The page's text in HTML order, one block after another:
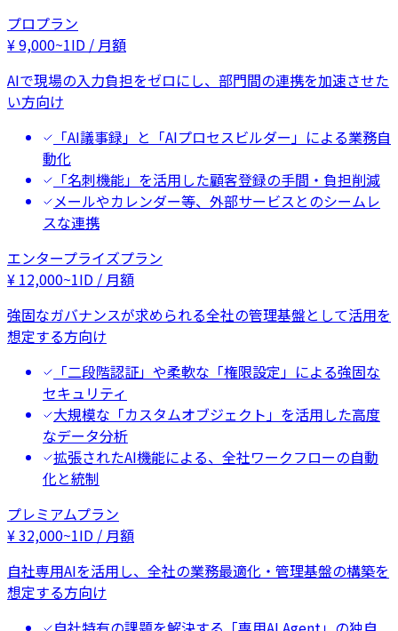
プロプラン
¥9,000~1ID / 月額
AIで現場の入力負担をゼロにし、部門間の連携を加速させた
い方向け
「AI議事録」と「AIプロセスビルダー」による業務自
動化
「名刺機能」を活用した顧客登録の手間・負担削減
メールやカレンダー等、外部サービスとのシームレ
スな連携
エンタープライズプラン
¥ 12,000~1ID / 月額
強固なガバナンスが求められる全社の管理基盤として活用を
想定する方向け
「二段階認証」や柔軟な「権限設定」による強固な
セキュリティ
大規模な「カスタムオブジェクト」を活用した高度
なデータ分析
拡張されたAI機能による、全社ワークフローの自動
化と統制
プレミアムプラン
¥32,000~1ID / 月額
自社専用AIを活用し、全社の業務最適化・管理基盤の構築を
想定する方向け